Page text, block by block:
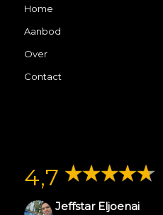
Home
Aanbod
Over
Contact
4,7
Jeffstar Eljoenai